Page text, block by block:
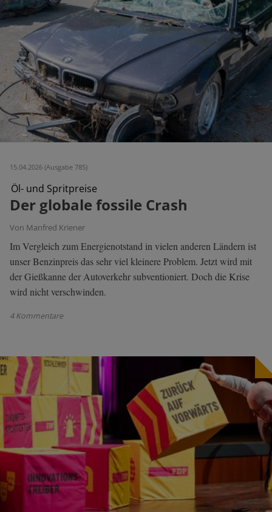
15.04.2026 (Ausgabe 785)
Öl- und Spritpreise
Der globale fossile Crash
Von Manfred Kriener
Im Vergleich zum Energienotstand in vielen anderen Ländern ist
unser Benzinpreis das sehr viel kleinere Problem. Jetzt wird mit
der Gießkanne der Autoverkehr subventioniert. Doch die Krise
wird nicht verschwinden.
4 Kommentare